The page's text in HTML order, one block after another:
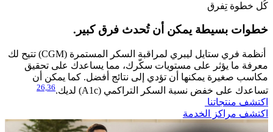
كُل خطوة تِفرق
خطوات بسيطة يمكن أن تُحدث فرق كبير.
​أنظمة فري ستايل ليبري لمراقبة السكر المستمرة (CGM) تتيح لك
معرفة ما يؤثر على مستويات سكّرك، مما يساعدك على تحقيق
مكاسب صغيرة يمكنها أن تؤدي إلى نتائج أفضل. كما يمكن أن
تساعدك على خفض نسبة السكر التراكمي (A1c) لديك.
26, 36
اكتشف منتجاتنا
اكتشف مراكز الخدمة